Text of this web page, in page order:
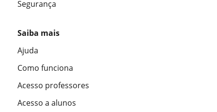
Segurança
Saiba mais
Ajuda
Como funciona
Acesso professores
Acesso a alunos